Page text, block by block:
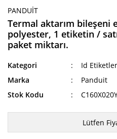
PANDUIT
Termal aktarım bileşeni
polyester, 1 etiketin /
paket miktarı.
Kategori
Id
Marka
Panduit
Stok Kodu
Lütfen